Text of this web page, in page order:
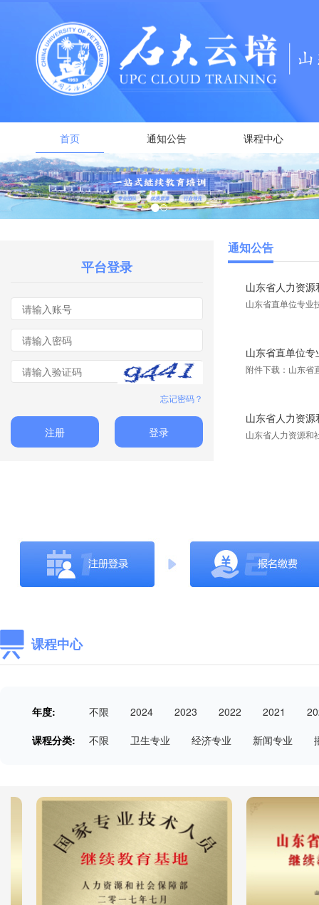
首页 通知公告 课程中心
平台登录
忘记密码？
注册 登录
通知公告
山东省人力资
山东省直单位专业
山东省直单位
附件下载：山东省
山东省人力资
山东省人力资源和
课程中心
年度: 不限 2024 2023 2022 2021
课程分类:
不限 卫生专业 经济专业 新闻专业